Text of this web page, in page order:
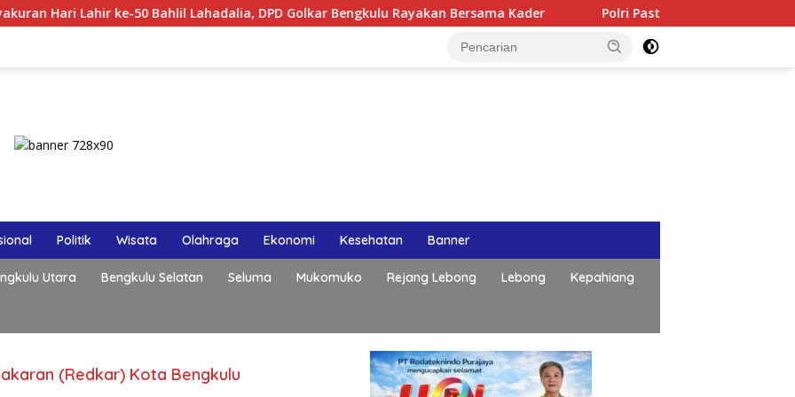
Lahir ke-50 Bahlil Lahadalia, DPD Golkar Bengkulu Rayakan Bersama Kader Polri Pastikan Proses Pemeriksaan
Politik Wisata Olahraga Ekonomi Kesehatan Banner
Utara Bengkulu Selatan Seluma Mukomuko Rejang Lebong Lebong Kepahiang
(Redkar) Kota Bengkulu